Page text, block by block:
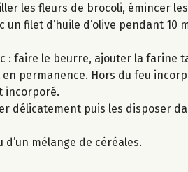
les fleurs de brocoli, émincer
filet d’huile d’olive pendant
faire le beurre, ajouter la farine
permanence. Hors du feu
incorporé.
délicatement puis les disposer
mélange de céréales.